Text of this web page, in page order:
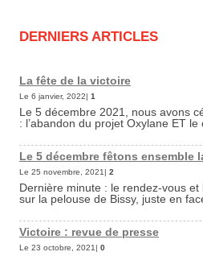
DERNIERS ARTICLES
La fête de la victoire
Le 6 janvier, 2022| 1
Le 5 décembre 2021, nous avons
: l’abandon du projet Oxylane ET le
Le 5 décembre fêtons ensemble
Le 25 novembre, 2021| 2
Dernière minute : le rendez-vous
sur la pelouse de Bissy, juste en
Victoire : revue de presse
Le 23 octobre, 2021| 0